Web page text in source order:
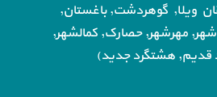
ویلا, گوهردشت, باغستان,
مهرشهر, حصارک, کمالشهر,
قدیم, هشتگرد جدید)